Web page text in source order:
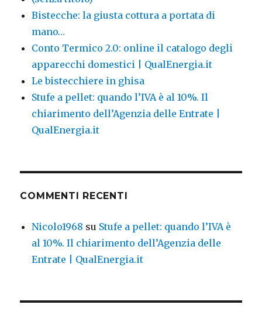
Bistecche: la giusta cottura a portata di
mano…
Conto Termico 2.0: online il catalogo degli
apparecchi domestici | QualEnergia.it
Le bistecchiere in ghisa
Stufe a pellet: quando l’IVA è al 10%. Il
chiarimento dell’Agenzia delle Entrate |
QualEnergia.it
COMMENTI RECENTI
Nicolo1968 su Stufe a pellet: quando l’IVA è
al 10%. Il chiarimento dell’Agenzia delle
Entrate | QualEnergia.it